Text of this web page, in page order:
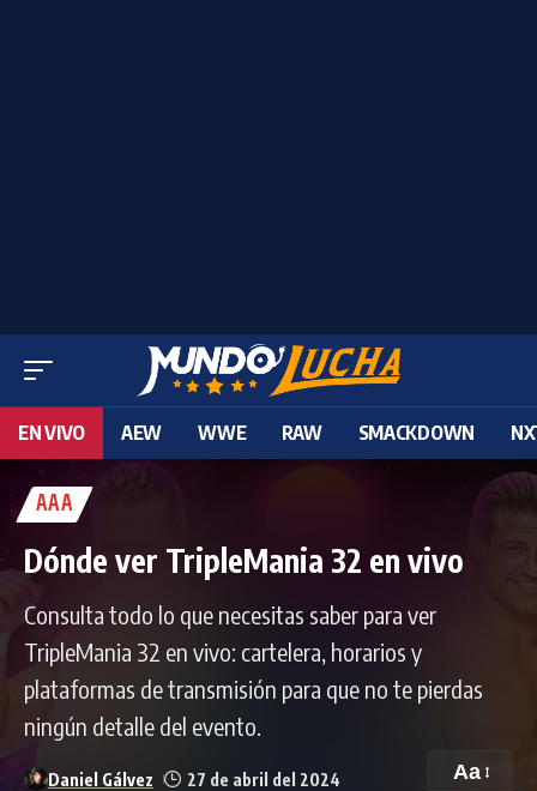
EN VIVO AEW WWE RAW SMACKDOWN
AAA
Dónde ver TripleMania 32 en vivo
Consulta todo lo que necesitas saber para ver
TripleMania 32 en vivo: cartelera, horarios y
plataformas de transmisión para que no te pierdas
ningún detalle del evento.
Daniel Gálvez 27 de abril del 2024 Aa